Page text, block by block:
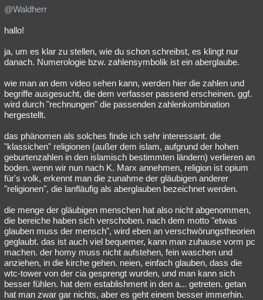
@Waldherr
hallo!
ja, um es klar zu stellen, wie du schon schreibst, es klingt nur
danach. Numerologie bzw. zahlensymbolik ist ein aberglaube.
wie man an dem video sehen kann, werden hier die zahlen und
begriffe ausgesucht, die dem verfasser passend erscheinen. ggf.
wird durch "rechnungen" die passenden zahlenkombination
hergestellt.
das phänomen als solches finde ich sehr interessant. die
"klassichen" religionen (außer dem islam, aufgrund der hohen
geburtenzahlen in den islamisch bestimmten ländern) verlieren an
boden. wenn wir nun nach K. Marx annehmen, religion ist opium
für's volk, erkennt man die zunahme der gläubigen anderer
"religionen", die lanfläufig als aberglauben bezeichnet werden.
die menge der gläubigen menschen hat also nicht abgenommen,
die bereiche haben sich verschoben. nach dem motto "etwas
glauben muss der mensch", wird eben an verschwörungstheorien
geglaubt. das ist auch viel bequemer, kann man zuhause vorm pc
machen. der homy muss nicht aufstehen, fein waschen und
anziehen, in die kirche gehen. neien, einfach glauben, dass die
wtc-tower von der cia gesprengt wurden, und man kann sich
besser fühlen. hat dem establishment in den a... getreten. getan
hat man zwar gar nichts, aber es geht einem besser immerhin.